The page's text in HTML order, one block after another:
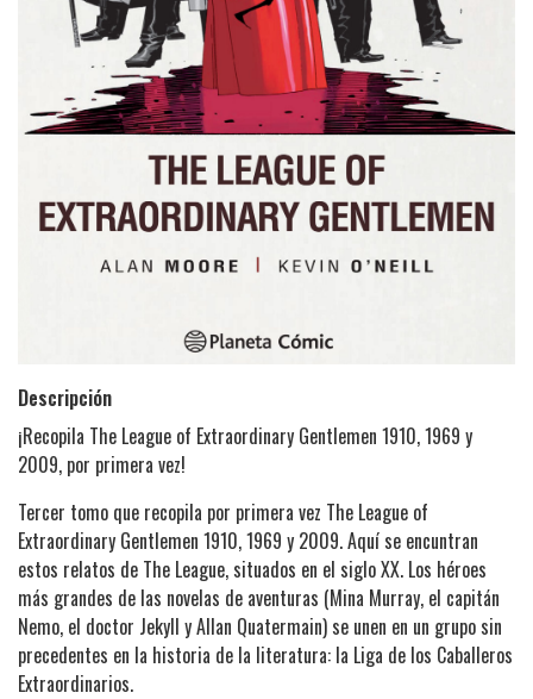
Descripción
¡Recopila The League of Extraordinary Gentlemen 1910, 1969 y
2009, por primera vez!
Tercer tomo que recopila por primera vez The League of
Extraordinary Gentlemen 1910, 1969 y 2009. Aquí se encuntran
estos relatos de The League, situados en el siglo XX. Los héroes
más grandes de las novelas de aventuras (Mina Murray, el capitán
Nemo, el doctor Jekyll y Allan Quatermain) se unen en un grupo sin
precedentes en la historia de la literatura: la Liga de los Caballeros
Extraordinarios.